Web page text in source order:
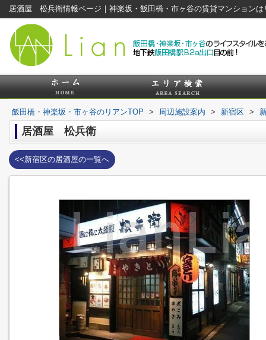
居酒屋 松兵衛情報ページ｜神楽坂・飯田橋・市ヶ谷の賃貸マンションは
飯田橋・神楽坂・市ヶ谷のリアンTOP > 周辺施設案内 > 新宿区 >
居酒屋 松兵衛
<<新宿区の居酒屋の一覧へ